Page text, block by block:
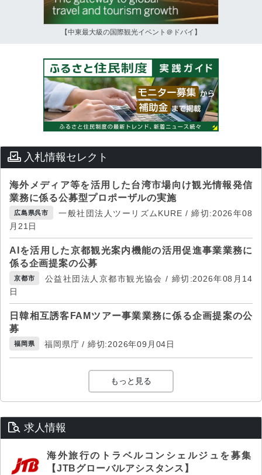
【中東最大級の国際観光イベント＠ドバイ】
入札情報セレクト
海外メディア等を活用した台湾市場向け観光情報発信
業務に係る公募型プロポーザルの実施
広島県呉市
一般社団法人ツーリズムKURE / 締切:2026年08
月21日
AIを活用した京都観光案内機能の活用促進事業業務に
係る企画提案の公募
京都市
公益社団法人京都市観光協会 / 締切:2026年08月14
日
日韓相互誘客FAMツアー事業業務に係る企画提案の公
募
福岡県 福岡県庁 / 締切:2026年09月04日
もっと見る
求人情報
海外旅行のトラベルコンシェルジュを募集
【JTBグローバルアシスタンス】